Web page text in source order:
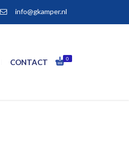
info@gkamper.nl
0
CONTACT